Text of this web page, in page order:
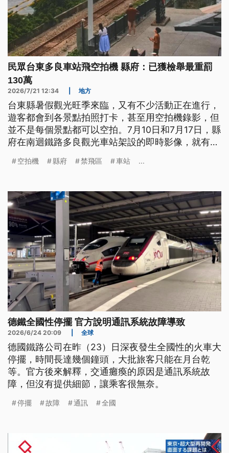
民眾台東多良車站飛空拍機 縣府：已獲檢舉最重罰
130萬
2026/7/21 12:34 地方
台東縣暑假觀光旺季來臨，又有不少活動正在進行，
遊客都會到各景點拍照打卡，甚至用空拍機錄影，但
並不是每個景點都可以空拍。7月10日和7月17日，縣
府在南迴鐵路多良觀光車站架設的即時影像，就有民
局規定的紅色禁飛區。縣府已接獲檢舉，一旦查明，
罰最高130萬元。
空拍機 縣府 禁飛區 車站 ...
德鐵全國性停擺 官方說明通訊系統故障導致
2026/6/24 20:09 全球
德國鐵路公司在昨（23）日深夜發生全國性的火車大
停擺，時間長達幾個鐘頭，大批旅客只能在月台乾
等。官方後來解釋，交通癱瘓的原因是通訊系統故
障，但沒有提供細節，讓乘客很無奈。
停擺 故障 通訊 全國